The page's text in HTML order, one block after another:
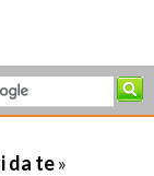
da te»